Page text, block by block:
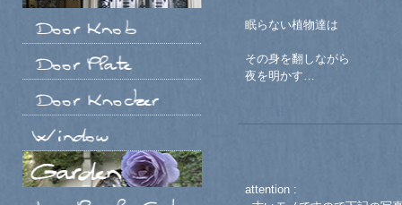
眠らない植物達は
その身を翻しながら
夜を明かす…
attention :